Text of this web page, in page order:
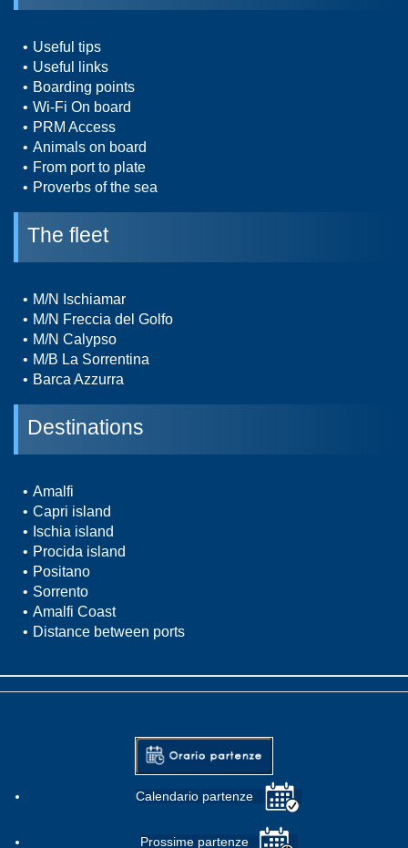
Useful tips
Useful links
Boarding points
Wi-Fi On board
PRM Access
Animals on board
From port to plate
Proverbs of the sea
The fleet
M/N Ischiamar
M/N Freccia del Golfo
M/N Calypso
M/B La Sorrentina
Barca Azzurra
Destinations
Amalfi
Capri island
Ischia island
Procida island
Positano
Sorrento
Amalfi Coast
Distance between ports
Calendario partenze
Prossime partenze